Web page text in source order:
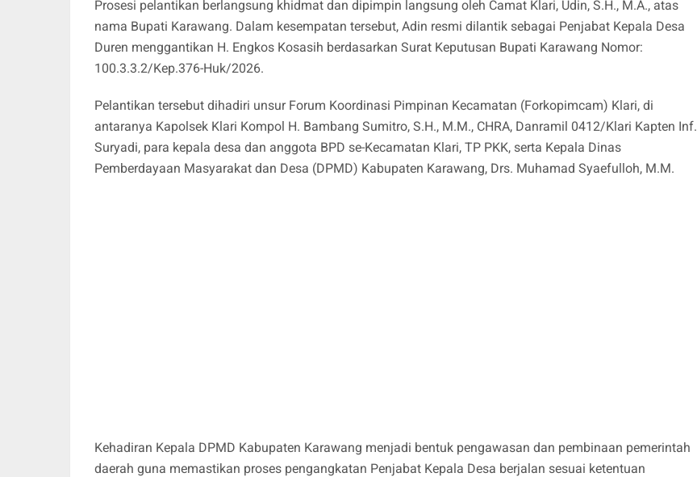
Prosesi pelantikan berlangsung khidmat dan dipimpin langsung oleh Camat Klari, Udin, S.H., M.A., atas
nama Bupati Karawang. Dalam kesempatan tersebut, Adin resmi dilantik sebagai Penjabat Kepala Desa
Duren menggantikan H. Engkos Kosasih berdasarkan Surat Keputusan Bupati Karawang Nomor:
100.3.3.2/Kep.376-Huk/2026.
Pelantikan tersebut dihadiri unsur Forum Koordinasi Pimpinan Kecamatan (Forkopimcam) Klari, di
antaranya Kapolsek Klari Kompol H. Bambang Sumitro, S.H., M.M., CHRA, Danramil 0412/Klari Kapten Inf.
Suryadi, para kepala desa dan anggota BPD se-Kecamatan Klari, TP PKK, serta Kepala Dinas
Pemberdayaan Masyarakat dan Desa (DPMD) Kabupaten Karawang, Drs. Muhamad Syaefulloh, M.M.
Kehadiran Kepala DPMD Kabupaten Karawang menjadi bentuk pengawasan dan pembinaan pemerintah
daerah guna memastikan proses pengangkatan Penjabat Kepala Desa berjalan sesuai ketentuan